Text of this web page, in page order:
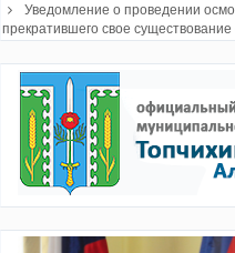
Уведомление о проведении
прекратившего свое